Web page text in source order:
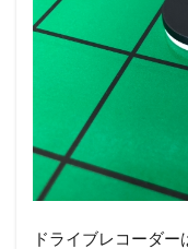
ドライブレコーダー